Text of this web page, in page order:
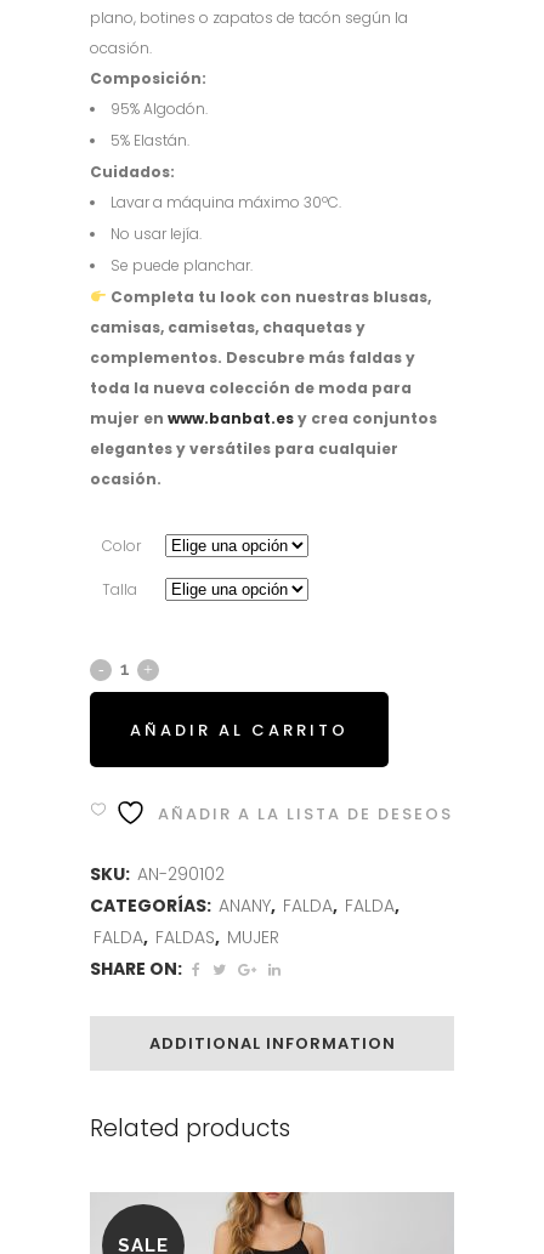
plano, botines o zapatos de tacón según la
ocasión.
Composición:
95% Algodón.
5% Elastán.
Cuidados:
Lavar a máquina máximo 30ºC.
No usar lejía.
Se puede planchar.
Completa tu look con nuestras blusas,
camisas, camisetas, chaquetas y
complementos. Descubre más faldas y
toda la nueva colección de moda para
mujer en www.banbat.esy crea conjuntos
elegantes y versátiles para cualquier
ocasión.
Color
Talla
AÑADIR AL CARRITO
AÑADIR A LA LISTA DE DESEOS
SKU: AN-290102
CATEGORÍAS: ANANY, FALDA, FALDA,
FALDA, FALDAS, MUJER
SHARE ON:
ADDITIONAL INFORMATION
Related products
SALE